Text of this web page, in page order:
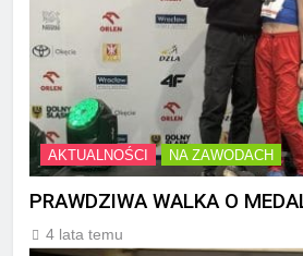
AKTUALNOŚCI NA ZAWODACH
PRAWDZIWA WALKA O
4 lata temu